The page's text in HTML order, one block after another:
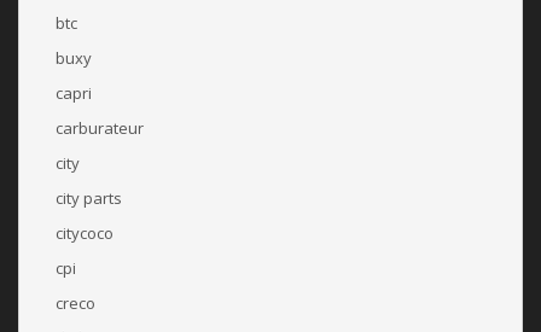
btc
buxy
capri
carburateur
city
city parts
citycoco
cpi
creco